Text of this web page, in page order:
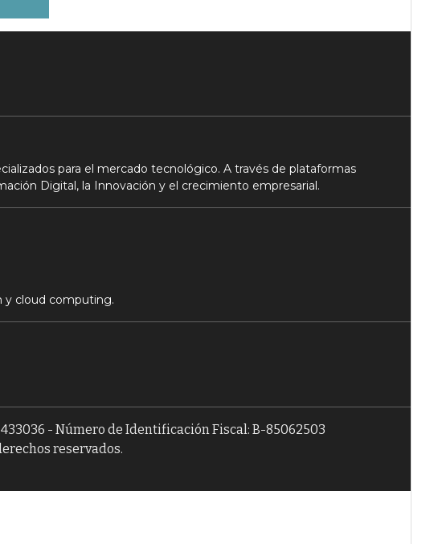
para el mercado tecnológico. A través de plataformas
Digital, la Innovación y el crecimiento empresarial.
y cloud computing.
- Número de Identificación Fiscal: B-85062503
reservados.